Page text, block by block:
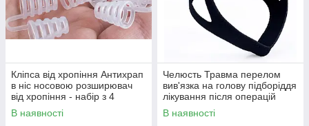
Кліпса від хропіння Антихрап
в ніс носовою розширювач
від хропіння - набір з 4
розмірів у футлярі
В наявності
Челюсть Травма перелом
вив'язка на голову підборіддя
лікування після операцій
засіб пристосування
В наявності